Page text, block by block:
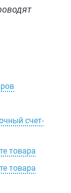
счет-
товара
товара